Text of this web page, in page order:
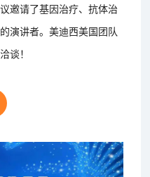
邀请了基因治疗、抗体治
演讲者。美迪西美国团队
谈！